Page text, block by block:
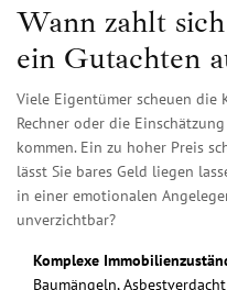
Wann zahlt
ein Gutachten
Viele Eigentümer scheuen die
Rechner oder die
kommen. Ein zu hoher Preis
lässt Sie bares Geld liegen
in einer emotionalen
unverzichtbar?
Komplexe
Baumängeln,